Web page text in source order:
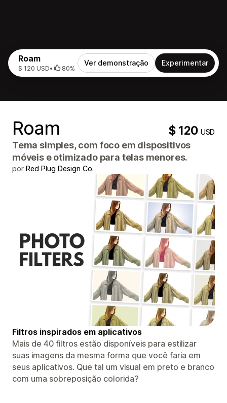
Roam
$ 120 USD• 80%
Ver demonstração Experimentar
Roam $ 120USD
Tema simples, com foco em dispositivos
móveis e otimizado para telas menores.
por Red Plug Design Co.
Filtros inspirados em aplicativos
Mais de 40 filtros estão disponíveis para estilizar
suas imagens da mesma forma que você faria em
seus aplicativos. Que tal um visual em preto e branco
com uma sobreposição colorida?